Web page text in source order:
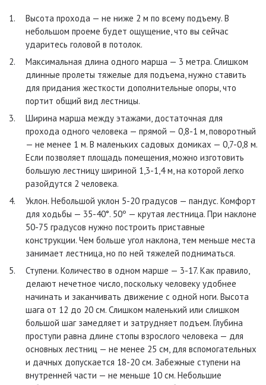
Высота прохода — не ниже 2 м по всему подъему. В
небольшом проеме будет ощущение, что вы сейчас
ударитесь головой в потолок.
Максимальная длина одного марша — 3 метра. Слишком
длинные пролеты тяжелые для подъема, нужно ставить
для придания жесткости дополнительные опоры, что
портит общий вид лестницы.
Ширина марша между этажами, достаточная для
прохода одного человека — прямой — 0,8-1 м, поворотный
— не менее 1 м. В маленьких садовых домиках — 0,7-0,8 м.
Если позволяет площадь помещения, можно изготовить
большую лестницу шириной 1,3-1,4 м, на которой легко
разойдутся 2 человека.
Уклон. Небольшой уклон 5-20 градусов — пандус. Комфорт
для ходьбы — 35-40°. 50º — крутая лестница. При наклоне
50-75 градусов нужно построить приставные
конструкции. Чем больше угол наклона, тем меньше места
занимает лестница, но по ней тяжелей подниматься.
Ступени. Количество в одном марше — 3-17. Как правило,
делают нечетное число, поскольку человеку удобнее
начинать и заканчивать движение с одной ноги. Высота
шага от 12 до 20 см. Слишком маленький или слишком
большой шаг замедляет и затрудняет подъем. Глубина
проступи равна длине стопы взрослого человека — для
основных лестниц — не менее 25 см, для вспомогательных
и дачных допускается 18-20 см. Забежные ступени на
внутренней части — не меньше 10 см. Небольшие